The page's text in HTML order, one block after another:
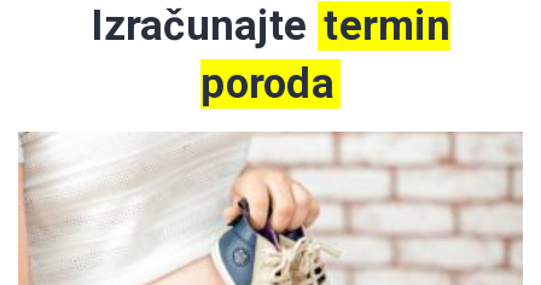
Izračunajte termin
poroda